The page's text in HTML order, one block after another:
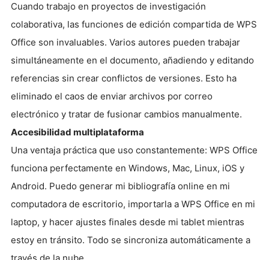
Cuando trabajo en proyectos de investigación
colaborativa, las funciones de edición compartida de WPS
Office son invaluables. Varios autores pueden trabajar
simultáneamente en el documento, añadiendo y editando
referencias sin crear conflictos de versiones. Esto ha
eliminado el caos de enviar archivos por correo
electrónico y tratar de fusionar cambios manualmente.
Accesibilidad multiplataforma
Una ventaja práctica que uso constantemente: WPS Office
funciona perfectamente en Windows, Mac, Linux, iOS y
Android. Puedo generar mi bibliografía online en mi
computadora de escritorio, importarla a WPS Office en mi
laptop, y hacer ajustes finales desde mi tablet mientras
estoy en tránsito. Todo se sincroniza automáticamente a